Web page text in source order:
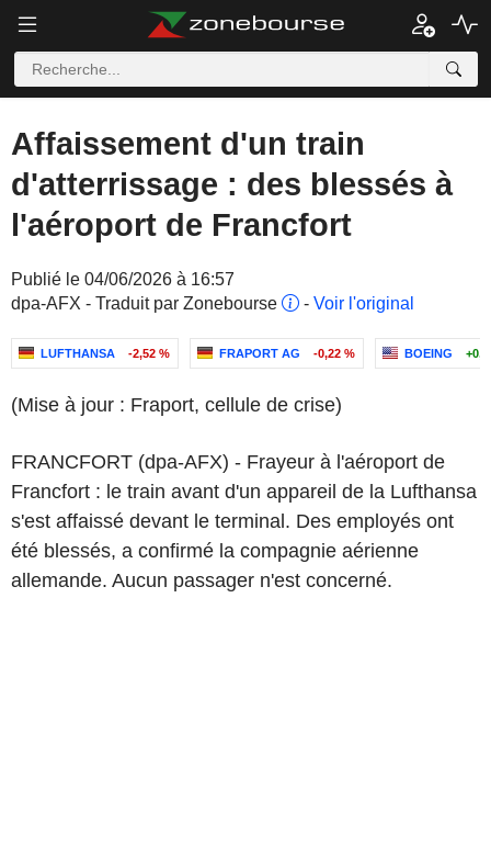
Affaissement d'un train
d'atterrissage : des blessés à
l'aéroport de Francfort
Publié le 04/06/2026 à 16:57
dpa-AFX - Traduit par Zonebourse
- Voir l'original
LUFTHANSA -2,52 % FRAPORT AG -0,22 % BOEING
(Mise à jour : Fraport, cellule de crise)
FRANCFORT (dpa-AFX) - Frayeur à l'aéroport de
Francfort : le train avant d'un appareil de la Lufthansa
s'est affaissé devant le terminal. Des employés ont
été blessés, a confirmé la compagnie aérienne
allemande. Aucun passager n'est concerné.